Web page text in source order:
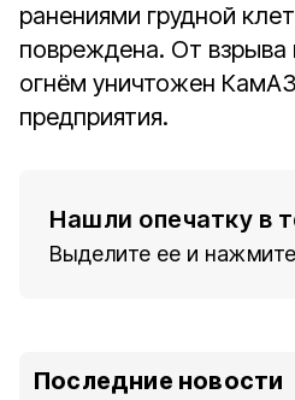
ранениями грудной
повреждена. От взрыва
огнём уничтожен
предприятия.
Нашли опечатку в
Выделите ее и
Последние новости